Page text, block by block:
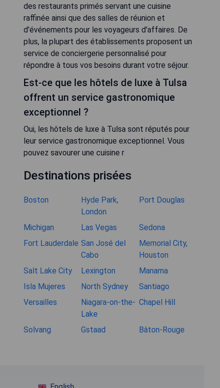
des restaurants primés servant une cuisine
raffinée ainsi que des salles de réunion et
d'événements pour les voyageurs d'affaires. De
plus, la plupart des établissements proposent un
service de conciergerie personnalisé pour
répondre à tous vos besoins durant votre séjour.
Est-ce que les hôtels de luxe à Tulsa
offrent un service gastronomique
exceptionnel ?
Oui, les hôtels de luxe à Tulsa sont réputés pour
leur service gastronomique exceptionnel. Vous
pouvez savourer une cuisine r
Destinations prisées
Boston
Hyde Park,
London
Port Douglas
Michigan Las Vegas
Sedona
Fort Lauderdale San José del
Cabo
Memorial City,
Houston
Salt Lake City
Lexington
Manama
Isla Mujeres
North Sydney
Santiago
Versailles
Niagara-on-the-
Lake
Chapel Hill
Solvang Gstaad Bâton-Rouge